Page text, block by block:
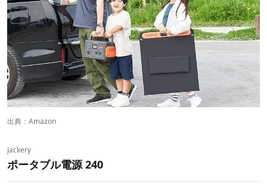
出典： Amazon
Jackery
ポータブル電源 240